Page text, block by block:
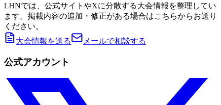
LHNでは、公式サイトやXに分散する大会情報を整理してい
ます。掲載内容の追加・修正がある場合はこちらからお送り
ください。
大会情報を送る
メールで相談する
公式アカウント